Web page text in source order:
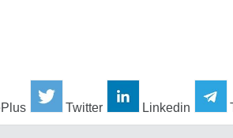
Twitter Linkedin